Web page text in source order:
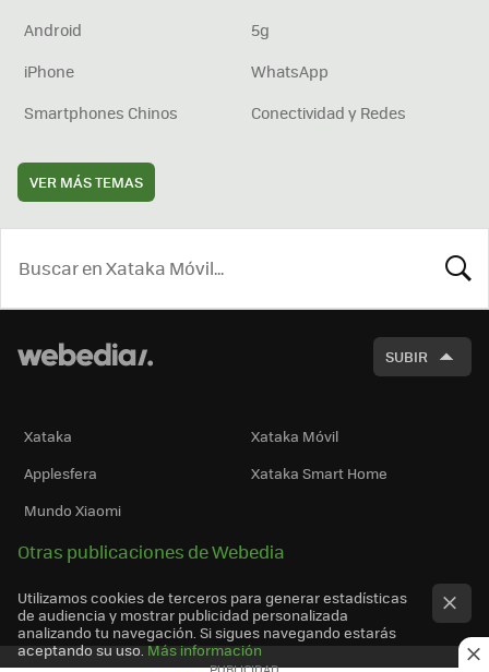
Android
5g
iPhone
WhatsApp
Smartphones Chinos
Conectividad y Redes
VER MÁS TEMAS
SUBIR
Xataka
Xataka Móvil
Applesfera
Xataka Smart Home
Mundo Xiaomi
Otras publicaciones de Webedia
Utilizamos cookies de terceros para generar estadísticas
de audiencia y mostrar publicidad personalizada
analizando tu navegación. Si sigues navegando estarás
aceptando su uso. Más información